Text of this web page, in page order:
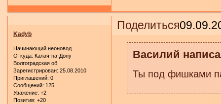
Поделиться
Kadyb
Начинающий неоновод
Откуда: Калач-на-Дону
Волгоградская об
Зарегистрирован: 25.08.2010
Приглашений: 0
Сообщений: 125
Уважение: +2
Позитив: +20
Василий
Ты под фишками